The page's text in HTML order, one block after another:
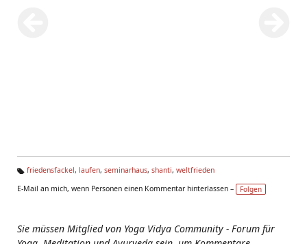
g
friedensfackel, laufen, seminarhaus, shanti, weltfrieden
E-Mail an mich, wenn Personen einen Kommentar hinterlassen –
Folgen
Sie müssen Mitglied von Yoga Vidya Community - Forum für